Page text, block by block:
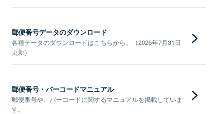
郵便番号データのダウンロード
各種データのダウンロードはこちらから。（2026年7月31日
更新）
郵便番号・バーコードマニュアル
郵便番号や、バーコードに関するマニュアルを掲載していま
す。